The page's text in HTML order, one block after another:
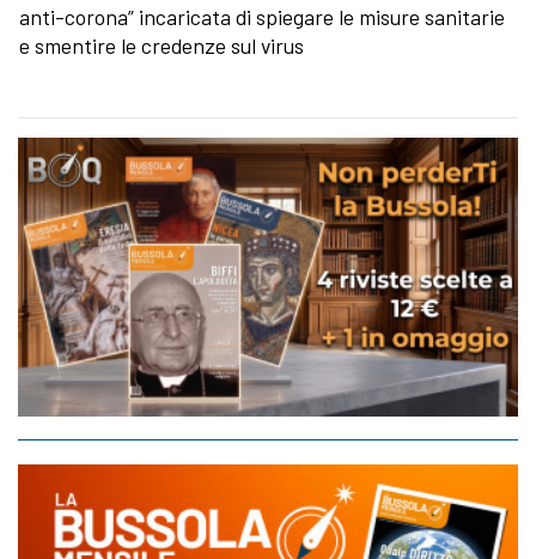
anti-corona” incaricata di spiegare le misure sanitarie
e smentire le credenze sul virus